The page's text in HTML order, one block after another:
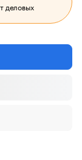
деловых